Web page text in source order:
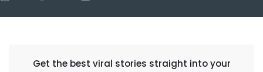
Get the best viral stories straight into your